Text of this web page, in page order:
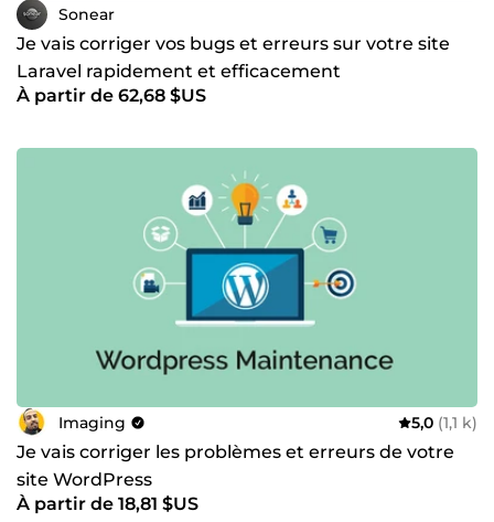
Sonear
Je vais corriger vos bugs et erreurs sur votre site
Laravel rapidement et efficacement
À partir de 62,68 $US
Imaging 5,0 (1,1 k)
Je vais corriger les problèmes et erreurs de votre
site WordPress
À partir de 18,81 $US